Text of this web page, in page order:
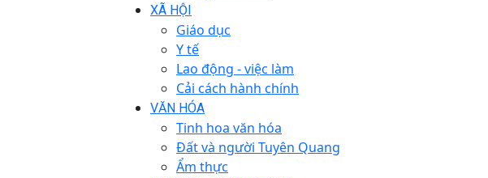
XÃ HỘI
Giáo dục
Y tế
Lao động - việc làm
Cải cách hành chính
VĂN HÓA
Tinh hoa văn hóa
Đất và người Tuyên Quang
Ẩm thực